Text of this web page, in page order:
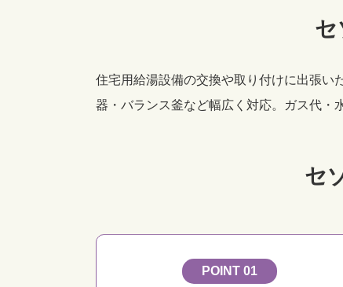
セ
住宅用給湯設備の交換や取り付けに出張い
器・バランス釜など幅広く対応。ガス代・
セ
POINT 01